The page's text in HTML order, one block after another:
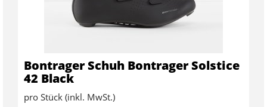
Bontrager Schuh Bontrager Solstice
42 Black
pro Stück (inkl. MwSt.)